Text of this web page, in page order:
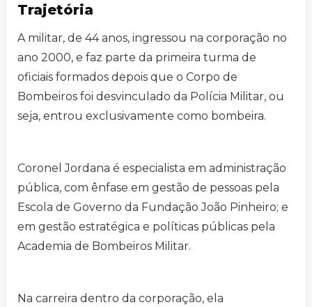
Trajetória
A militar, de 44 anos, ingressou na corporação no
ano 2000, e faz parte da primeira turma de
oficiais formados depois que o Corpo de
Bombeiros foi desvinculado da Polícia Militar, ou
seja, entrou exclusivamente como bombeira.
Coronel Jordana é especialista em administração
pública, com ênfase em gestão de pessoas pela
Escola de Governo da Fundação João Pinheiro; e
em gestão estratégica e políticas públicas pela
Academia de Bombeiros Militar.
Na carreira dentro da corporação, ela